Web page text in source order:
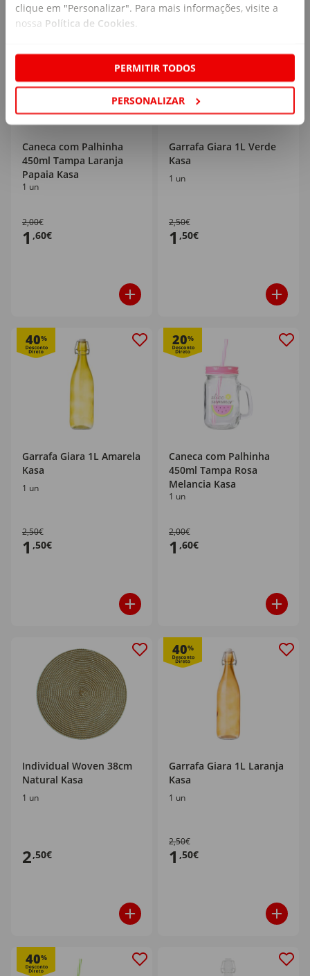
clique em "Personalizar". Para mais informações, visite a
nossa Política de Cookies.
PERMITIR TODOS
PERSONALIZAR
20%
Caneca com Palhinha
450ml Tampa Laranja
Papaia Kasa
1 un
2,00€
1 ,60€
Garrafa Giara 1L Verde
Kasa
1 un
2,50€
1 ,50€
40%
Garrafa Giara 1L Amarela
Kasa
1 un
2,50€
1 ,50€
20%
Caneca com Palhinha
450ml Tampa Rosa
Melancia Kasa
1 un
2,00€
1 ,60€
Individual Woven 38cm
Natural Kasa
1 un
2,50€
40%
Garrafa Giara 1L Laranja
Kasa
1 un
2,50€
1 ,50€
40%